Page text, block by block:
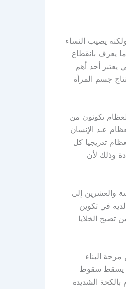
يصيب النساء
يعرف بانقطاع
يعتبر أحد أهم
جسم المرأة
يكونون من
العظام عند الإنسان
تدريجيا كل
وذلك لأن
والعشرين إلى
في تكوين
تصبح الخلايا
البناء
يسقط سقوط
الشديدة